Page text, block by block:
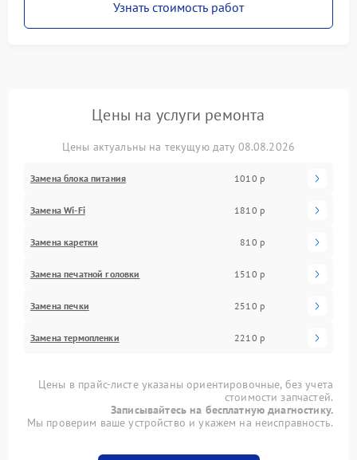
Узнать стоимость работ
Цены на услуги ремонта
Цены актуальны на текущую дату 08.08.2026
Замена блока питания 1010 р
Замена Wi-Fi 1810 р
Замена каретки 810 р
Замена печатной головки 1510 р
Замена печки 2510 р
Замена термопленки 2210 р
Цены в прайс-листе указаны ориентировочные, без учета
стоимости запчастей.
Записывайтесь на бесплатную диагностику.
Мы проверим ваше устройство и укажем на неисправность.